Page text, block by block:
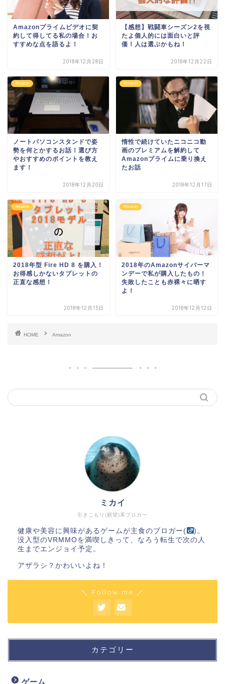
Amazonプライムビデオに契
約して得してる私の場合！お
すすめな点を語るよ！
2018年12月28日
【感想】戦闘車シーズン2を視
たよ個人的には面白いと評
価！人は選ぶかもね！
2018年12月22日
Amazon
ノートパソコンスタンドで姿
勢を何とかするお話！選び方
やおすすめのポイントを教え
ます！
2018年12月20日
Amazon
惰性で続けていたニコニコ動
画のプレミアムを解約して
Amazonプライムに乗り換え
たお話
2018年12月17日
Amazon
2018年型 Fire HD 8 を購入！
お得感しかないタブレットの
正直な感想！
2018年12月13日
Amazon
2018年のAmazonサイバーマ
ンデーで私が購入したもの！
失敗したことも赤裸々に晒す
よ！
2018年12月12日
HOME Amazon
引きこもり(願望)系ブロガー
ミカイ
健康や美容に興味があるゲームが主食のブロガー(
)。
没入型のVRMMOを満喫しきって、なろう転生で次の人
生までエンジョイ予定。
アザラシ？かわいいよね！
＼ Follow me ／
カテゴリー
ゲーム